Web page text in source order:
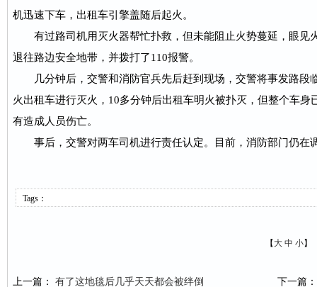
机迅速下车，出租车引擎盖随后起火。
有过路司机用灭火器帮忙扑救，但未能阻止火势蔓延，眼见
退往路边安全地带，并拨打了110报警。
几分钟后，交警和消防官兵先后赶到现场，交警将事发路段
火出租车进行灭火，10多分钟后出租车明火被扑灭，但整个车身
有造成人员伤亡。
事后，交警对两车司机进行责任认定。目前，消防部门仍在
Tags：
【 大 中 小】
上一篇： 有了这地毯后几乎天天都会被绊倒 下一篇